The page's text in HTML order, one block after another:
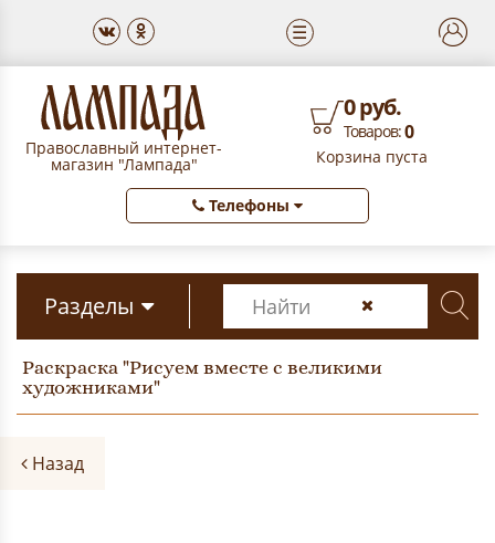
☰
Православный интернет-
магазин "Лампада"
0 руб.
Товаров:0
Корзина пуста
Телефоны
Разделы
Раскраска "Рисуем вместе с великими
художниками"
Назад